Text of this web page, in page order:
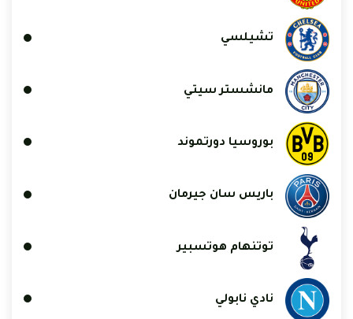
تشيلسي
مانشستر سيتي
بوروسيا دورتموند
باريس سان جيرمان
توتنهام هوتسبير
نادي نابولي